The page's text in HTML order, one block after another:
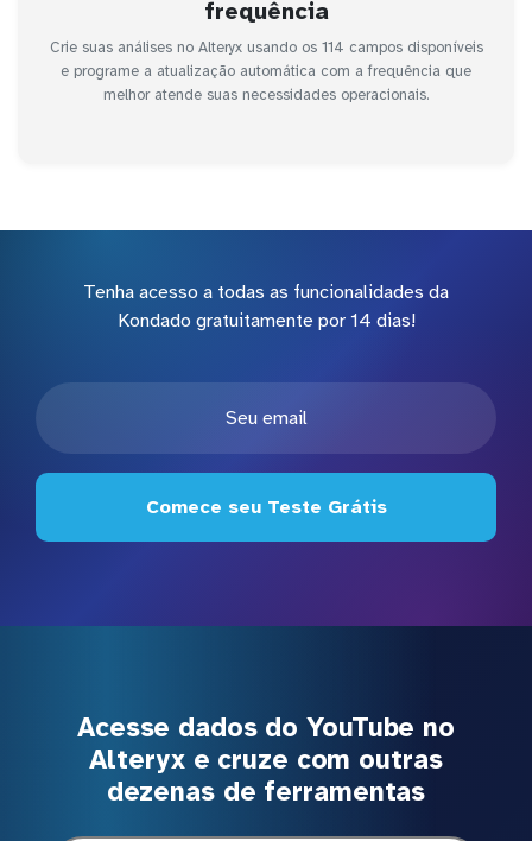
frequência
Crie suas análises no Alteryx usando os 114 campos disponíveis
e programe a atualização automática com a frequência que
melhor atende suas necessidades operacionais.
Tenha acesso a todas as funcionalidades da
Kondado gratuitamente por 14 dias!
Comece seu Teste Grátis
Acesse dados do YouTube no
Alteryx e cruze com outras
dezenas de ferramentas